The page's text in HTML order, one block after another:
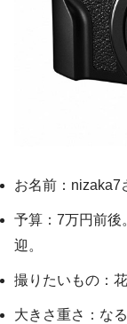
お名前：nizaka7
予算：7万円前後
迎。
撮りたいもの：
大きさ重さ：な